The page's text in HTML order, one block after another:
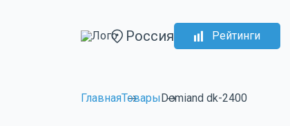
Россия Рейтинги
ГлавнаяТоварыDemiand dk-2400